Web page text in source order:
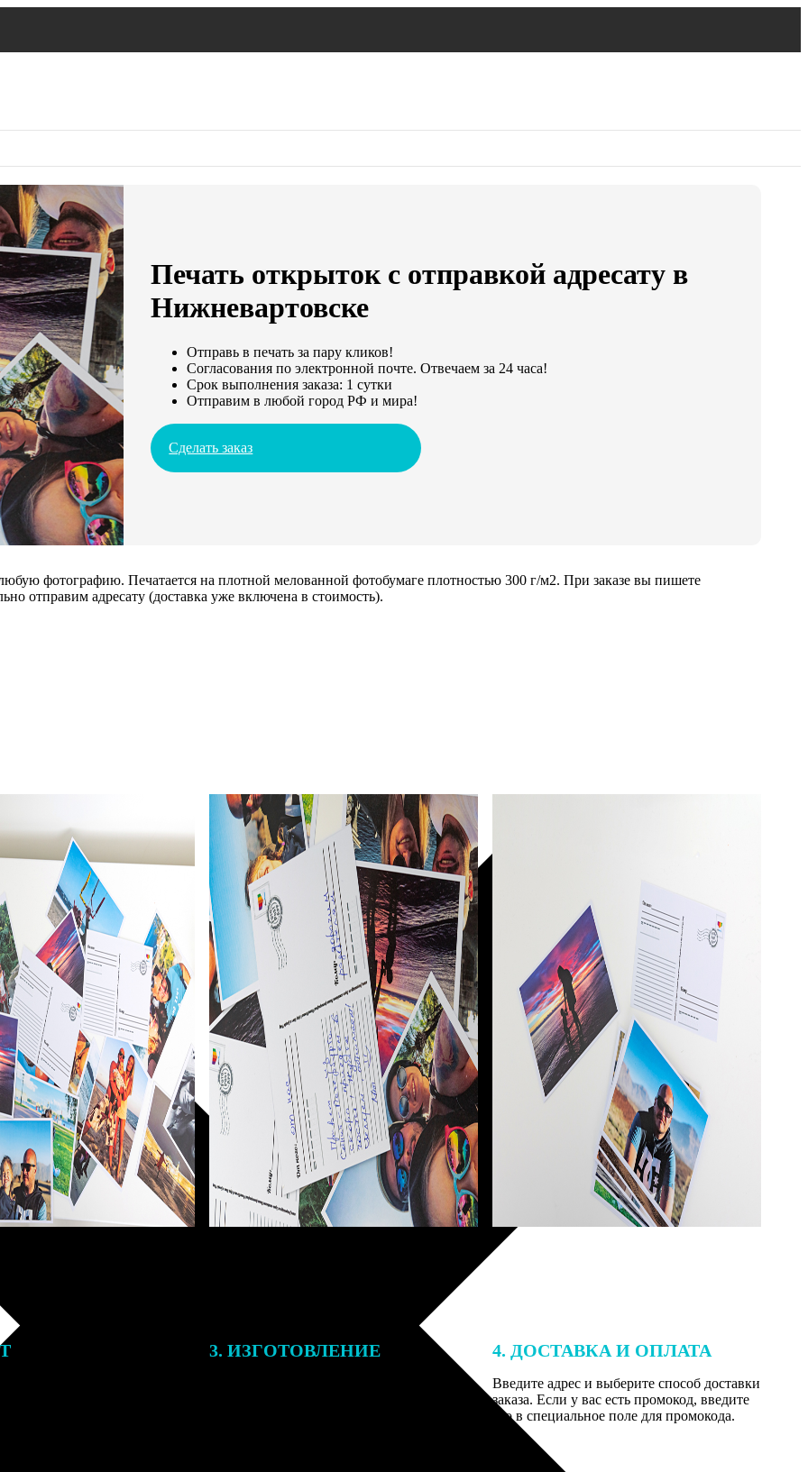
Печать открыток с отправкой адресату в
Нижневартовске
Отправь в печать за пару кликов!
Согласования по электронной почте. Отвечаем за 24 часа!
Срок выполнения заказа: 1 сутки
Отправим в любой город РФ и мира!
Сделать заказ
фотографию. Печатается на плотной мелованной фотобумаге плотностью 300 г/м2. При заказе вы пишете
отправим адресату (доставка уже включена в стоимость).
заказа к печати
могут связаться с Вами
телефону или email для
3. ИЗГОТОВЛЕНИЕ 4. ДОСТАВКА И ОПЛАТА
Введите адрес и выберите способ доставки
заказа. Если у вас есть промокод, введите
его в специальное поле для промокода.